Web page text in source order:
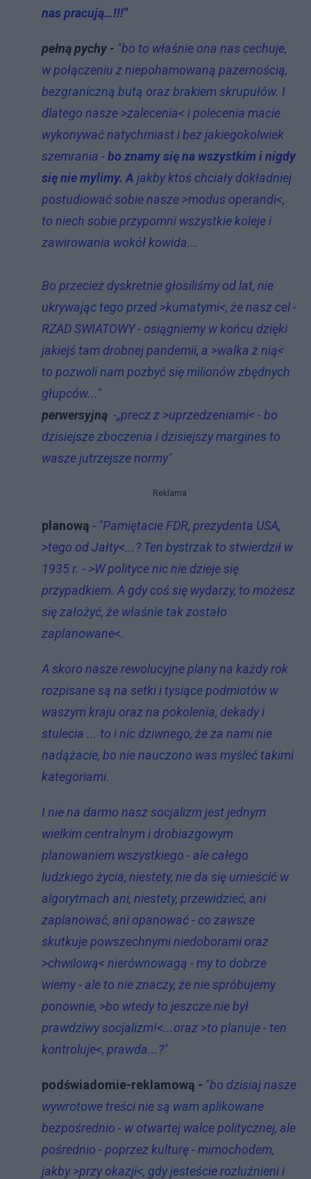
nas pracują…!!!"
pełną pychy - "bo to właśnie ona nas cechuje,
w połączeniu z niepohamowaną pazernością,
bezgraniczną butą oraz brakiem skrupułów. I
dlatego nasze >zalecenia< i polecenia macie
wykonywać natychmiast i bez jakiegokolwiek
szemrania -bo znamy się na wszystkim i nigdy
się nie mylimy. A jakby ktoś chciały dokładniej
postudiować sobie nasze >modus operandi<,
to niech sobie przypomni wszystkie koleje i
zawirowania wokół kowida...
Bo przecież dyskretnie głosiliśmy od lat, nie
ukrywając tego przed >kumatymi<, że nasz cel -
RZAD SWIATOWY - osiągniemy w końcu dzięki
jakiejś tam drobnej pandemii, a >walka z nią<
to pozwoli nam pozbyć się milionów zbędnych
głupców..."
perwersyjną -„precz z >uprzedzeniami< - bo
dzisiejsze zboczenia i dzisiejszy margines to
wasze jutrzejsze normy"
Reklama
planową - "Pamiętacie FDR, prezydenta USA,
>tego od Jałty<...? Ten bystrzak to stwierdził w
1935 r. - >W polityce nic nie dzieje się
przypadkiem. A gdy coś się wydarzy, to możesz
się założyć, że właśnie tak zostało
zaplanowane<.
A skoro nasze rewolucyjne plany na każdy rok
rozpisane są na setki i tysiące podmiotów w
waszym kraju oraz na pokolenia, dekady i
stulecia ... to i nic dziwnego, że za nami nie
nadążacie, bo nie nauczono was myśleć takimi
kategoriami.
I nie na darmo nasz socjalizm jest jednym
wielkim centralnym i drobiazgowym
planowaniem wszystkiego - ale całego
ludzkiego życia, niestety, nie da się umieścić w
algorytmach ani, niestety, przewidzieć, ani
zaplanować, ani opanować - co zawsze
skutkuje powszechnymi niedoborami oraz
>chwilową< nierównowagą - my to dobrze
wiemy - ale to nie znaczy, że nie spróbujemy
ponownie, >bo wtedy to jeszcze nie był
prawdziwy socjalizm!<...oraz >to planuje - ten
kontroluje<, prawda...?"
podświadomie-reklamową - "bo dzisiaj nasze
wywrotowe treści nie są wam aplikowane
bezpośrednio - w otwartej walce politycznej, ale
pośrednio - poprzez kulturę - mimochodem,
jakby >przy okazji<, gdy jesteście rozluźnieni i